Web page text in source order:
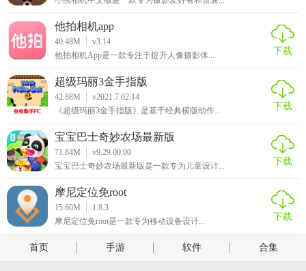
他拍相机app
40.48M
v3.14
他拍相机App是一款专注于提升人像摄影体...
下载
超级玛丽3金手指版
42.88M
v2021.7.02.14
《超级玛丽3金手指版》是基于经典横版动作...
下载
宝宝巴士奇妙农场最新版
71.84M
v9.29.00.00
宝宝巴士奇妙农场最新版是一款专为儿童设计...
下载
摩尼定位免root
15.60M
1.8.3
摩尼定位免root是一款专为移动设备设计...
下载
首页 手游 软件 合集